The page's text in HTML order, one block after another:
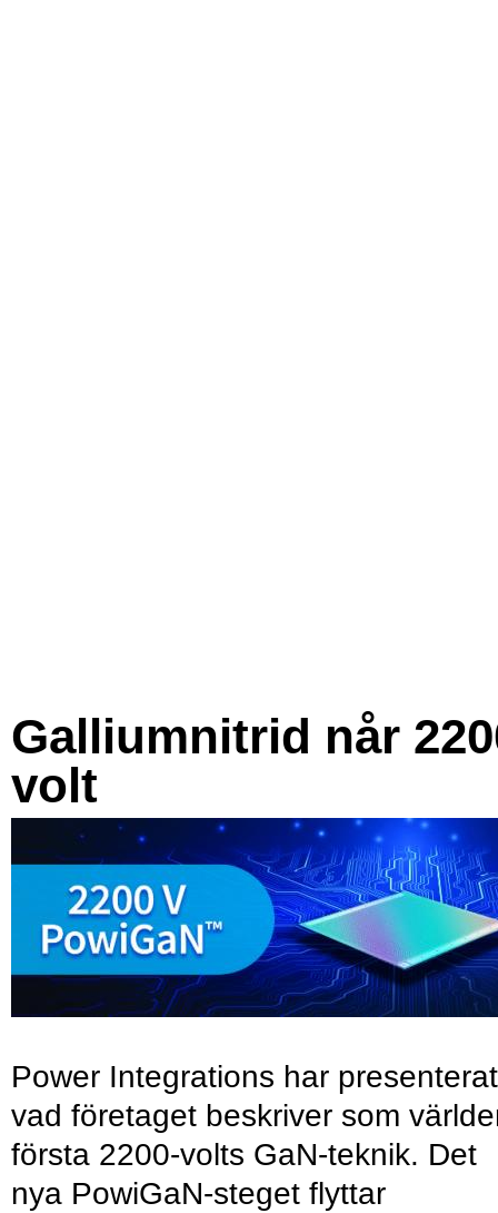
Galliumnitrid når
volt
Power Integrations har presenterat
vad företaget beskriver som
första 2200-volts GaN-teknik. Det
nya PowiGaN-steget flyttar